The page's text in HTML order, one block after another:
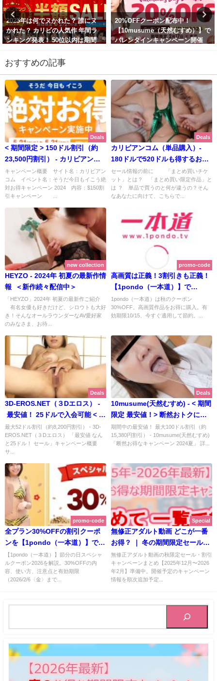
2025年は何でヌかれた？ 誰にヌ
かれた？ カリビの人気作 年間ラ
ンキング発表！ 50位以内は期間
ム（単品購入）【2026年1月期間
限定 最新版】
January 24, 2026
20%OFFクーポン配布中！
【10musume（天然むすめ）】で
バレンタインキャンペーン開催
【2026年2月最新版】
February 14, 2026
おすすめの記事
Deals
< 期間限定 > 150ドル割引（約
23,500円割引） - カリビアンコ
ム
キャンペーン概要 サイト名：カリビアン
コム イベント名：そうだ今日もイこう絶
対お得キャンペーン 2024 内容：$150割
引キャンペーン ...
Deals
カリビアンコム（単品購入）-
180ドルで520ドルも得するおト
クな大人買いセール！ < 期間限
定 >
セール情報の前に 「まとめ買いチケ
ット」とは？ 「まとめ買い限定作品」と
は ？ 単品で買うのと何が違うの？そん
なあなたに向けて、こちらで...
new collection
HEYZO - 2024年 初夏の最新作情
報 ＜新作続々配信中＞
「HEYZO」2024年 初夏の最新作ご紹介
有名女優も好きだけど、シロウトも大好
き！そんなオールラウンダーなAV愛好家
のみなさま、お待...
promo-code
高画質は正義！3割引きも正義！
【1pondo（一本道）】で
30%OFFクーポン配布中 |
1pondo（一本道）【2025年10
月最新版】
1pondo（一本道）は秋のクーポン
30%OFF。高画質作品をお得に購入。有
効期限10/15、今すぐ適用して節約。...
Deals
3D-EROS.NET（３Dエロス） -
最安値！ 25ドルで入会可能 < 期
間限定 >
最大52ドル割引（約8,200円割引） - 3D-
EROS.NET（３Dエロス） 「最安値 なん
と25ドル！ セール」キャンペーン概要
サ...
Deals
10musume(天然むすめ) - < 期間
限定 最安値！> 断然おトクに割
引中！2024夏 「おんなのこの
しくみ」最新作は ぽちゃかわシ
ロウト！
期間中の最安値！ 最大100ドル割引（約
15,380円割引） - 10musume(天然むすめ)
「断然お得なキャンペーン 2024夏」 詳...
promo-code
全プラン30%OFFの割引クーポ
ンを【1pondo（一本道）】で配
信中！ 3年半ぶりの「巨乳マニ
ア」には羽柴よしのちゃんが登
場！ | 1pondo（一本道）
【1pondo（一本道）】節分の日スペシャ
ルクーポン2026を解説。30%OFFの内
容、使い方、注意点と有効期限
（2026/2/6〈金〉まで...
Special
無修正アダルト動画 どこが一番
お得？ ｜ 冬の期間限定セール・
割引キャンペーンまとめ【2025
年12月〜2026年2月 最新版】
無修正アダルト動画の秋限定セール・割引
キャンペーンまとめ【2025年12月〜2026
年2月】準備中。開催予定のキャンペーン
情報を順次追加予定...